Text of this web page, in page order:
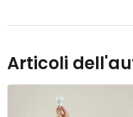
Articoli